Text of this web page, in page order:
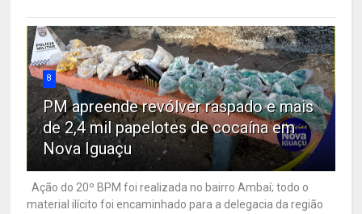
8
PM apreende revólver raspado e mais
de 2,4 mil papelotes de cocaína em
Nova Iguaçu
Ação do 20º BPM foi realizada no bairro Ambaí; todo o
material ilícito foi encaminhado para a delegacia da região